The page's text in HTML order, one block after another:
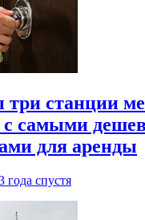
станции
самыми
для аренды
года спустя